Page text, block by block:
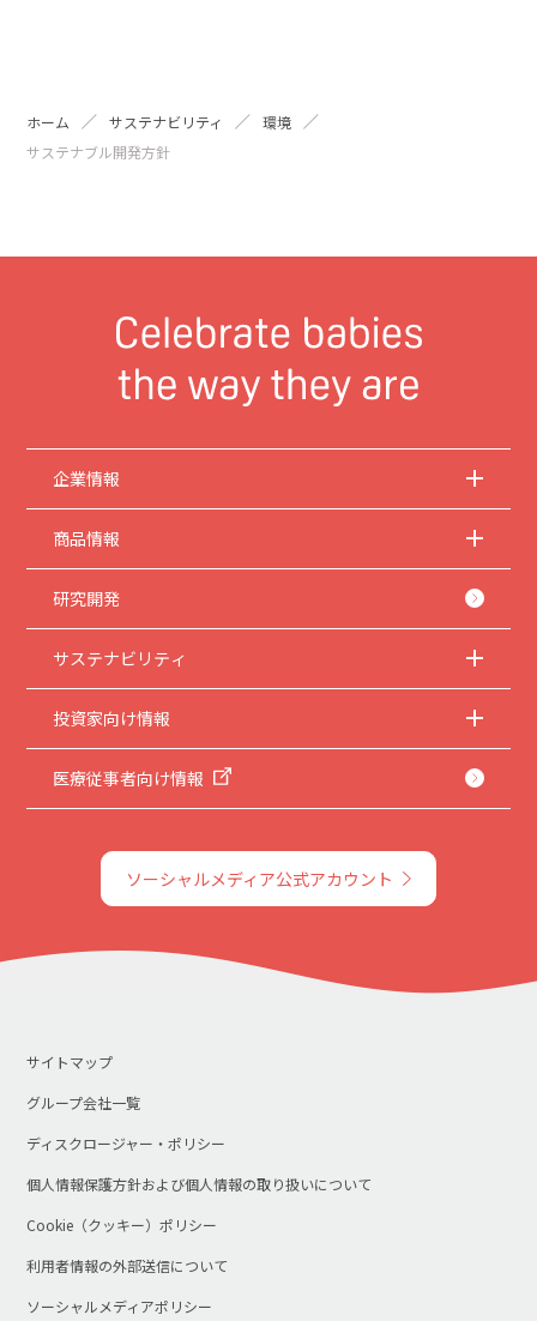
ホーム サステナビリティ
環境
サステナブル開発方針
企業情報
商品情報
研究開発
サステナビリティ
投資家向け情報
医療従事者向け情報
ソーシャルメディア公式アカウント
サイトマップ
グループ会社一覧
ディスクロージャー・ポリシー
個人情報保護方針および個人情報の取り扱いについて
Cookie（クッキー）ポリシー
利用者情報の外部送信について
ソーシャルメディアポリシー